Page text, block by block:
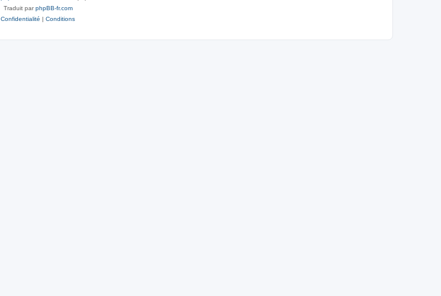
Traduit parphpBB-fr.com
Confidentialité | Conditions